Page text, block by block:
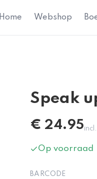
Home Webshop
Speak
€ 24.95
Op voorraad
BARCODE